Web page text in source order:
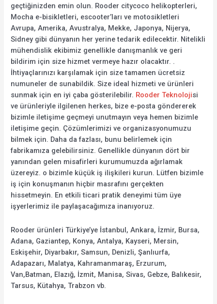
geçtiğinizden emin olun. Rooder citycoco helikopterleri,
Mocha e-bisikletleri, escooter’ları ve motosikletleri
Avrupa, Amerika, Avustralya, Mekke, Japonya, Nijerya,
Sidney gibi dünyanın her yerine tedarik edilecektir. Nitelikli
mühendislik ekibimiz genellikle danışmanlık ve geri
bildirim için size hizmet vermeye hazır olacaktır. .
İhtiyaçlarınızı karşılamak için size tamamen ücretsiz
numuneler de sunabildik. Size ideal hizmeti ve ürünleri
sunmak için en iyi çaba gösterilebilir. Rooder Teknolojisi
ve ürünleriyle ilgilenen herkes, bize e-posta göndererek
bizimle iletişime geçmeyi unutmayın veya hemen bizimle
iletişime geçin. Çözümlerimizi ve organizasyonumuzu
bilmek için. Daha da fazlası, bunu belirlemek için
fabrikamıza gelebilirsiniz. Genellikle dünyanın dört bir
yanından gelen misafirleri kurumumuzda ağırlamak
üzereyiz. o bizimle küçük iş ilişkileri kurun. Lütfen bizimle
iş için konuşmanın hiçbir masrafını gerçekten
hissetmeyin. En etkili ticari pratik deneyimi tüm üye
işyerlerimiz ile paylaşacağımıza inanıyoruz.
Rooder ürünleri Türkiye’ye İstanbul, Ankara, İzmir, Bursa,
Adana, Gaziantep, Konya, Antalya, Kayseri, Mersin,
Eskişehir, Diyarbakır, Samsun, Denizli, Şanlıurfa,
Adapazarı, Malatya, Kahramanmaraş, Erzurum,
Van,Batman, Elazığ, İzmit, Manisa, Sivas, Gebze, Balıkesir,
Tarsus, Kütahya, Trabzon vb.